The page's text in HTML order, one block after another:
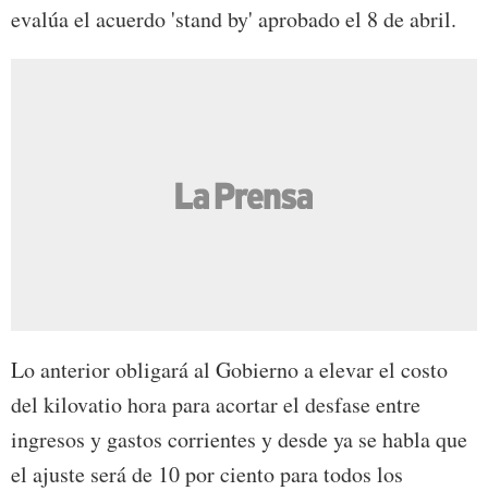
evalúa el acuerdo 'stand by' aprobado el 8 de abril.
Lo anterior obligará al Gobierno a elevar el costo
del kilovatio hora para acortar el desfase entre
ingresos y gastos corrientes y desde ya se habla que
el ajuste será de 10 por ciento para todos los